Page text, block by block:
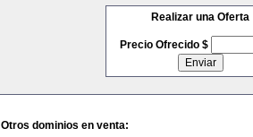
Realizar una Oferta
Precio Ofrecido $
Otros dominios en venta: